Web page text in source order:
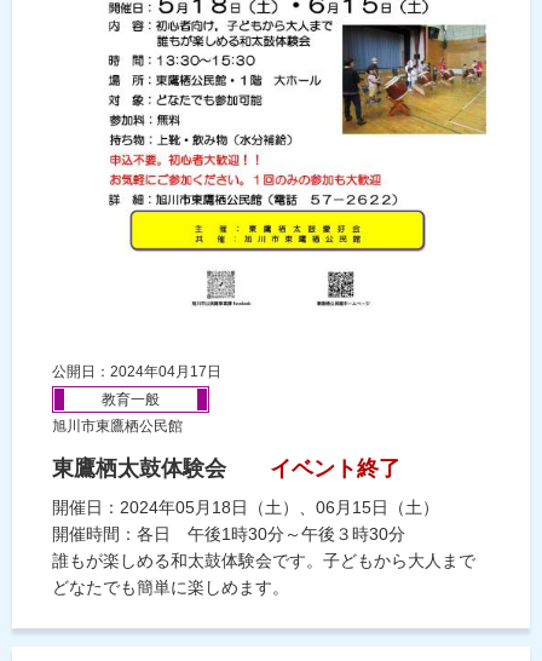
公開日：2024年04月17日
教育一般
旭川市東鷹栖公民館
東鷹栖太鼓体験会 イベント終了
開催日：2024年05月18日（土）、06月15日（土）
開催時間：各日 午後1時30分～午後３時30分
誰もが楽しめる和太鼓体験会です。子どもから大人まで
どなたでも簡単に楽しめます。